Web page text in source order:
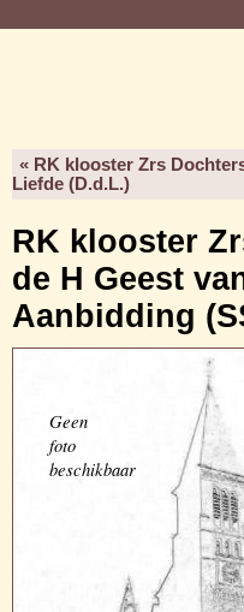
« RK klooster Zrs
Liefde (D.d.L.)
RK klooster
de H Geest
Aanbidding
Geen
foto
beschikbaar